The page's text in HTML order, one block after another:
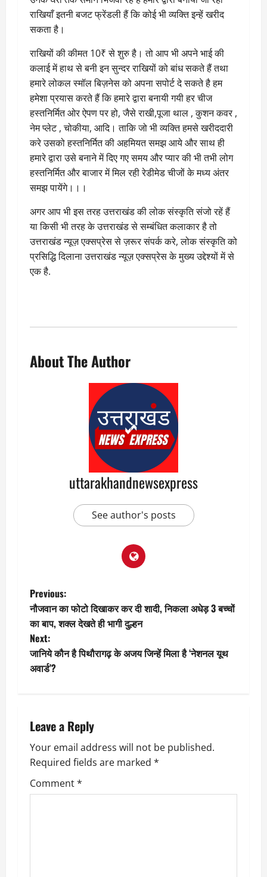
राखियाँ इतनी बजट फ्रेंडली हैं कि कोई भी व्यक्ति इन्हें खरीद
सकता है।
राखियों की कीमत 10₹ से शुरु है। तो आप भी अपने भाई की
कलाई में हाथ से बनी इन सुन्दर राखियों को बांध सकते हैं तथा
हमारे लोकल स्मॉल बिज़नेस को अपना सपोर्ट दे सकते है हम
हमेशा प्रयास करते हैं कि हमारे द्वारा बनायी गयी हर चीज
हस्तनिर्मित ओर ऐपण पर हो, जैसे राखी,पूजा थाल , कुशन कवर ,
नेम प्लेट , चोकीया, आदि। ताकि जो भी व्यक्ति हमसे खरीददारी
करे उसको हस्तनिर्मित की अहमियत समझ आये और साथ ही
हमारे द्वारा उसे बनाने में दिए गए समय और प्यार की भी तभी लोग
हस्तनिर्मित और बाजार में मिल रही रेडीमेड चीजों के मध्य अंतर
समझ पायेंगे।।।
अगर आप भी इस तरह उत्तराखंड की लोक संस्कृति संजो रहें हैं
या किसी भी तरह के उत्तराखंड से सम्बंधित कलाकार है तो
उत्तराखंड न्यूज़ एक्सप्रेस से ज़रूर संपर्क करे, लोक संस्कृति को
प्रसिद्धि दिलाना उत्तराखंड न्यूज़ एक्सप्रेस के मुख्य उद्देश्यों में से
एक है.
About The Author
uttarakhandnewsexpress
See author's posts
P
o
s
t
a
v
i
g
Previous:
नौजवान का फोटो दिखाकर कर दी शादी, निकला अधेड़ 3 बच्चों
का बाप, शक्ल देखते ही भागी दुल्हन
Next:
जानिये कौन है पिथौरागढ़ के अजय जिन्हें मिला है ‘नेशनल यूथ
अवार्ड’?
Leave a Reply
Your email address will not be published.
Required fields are marked *
Comment*